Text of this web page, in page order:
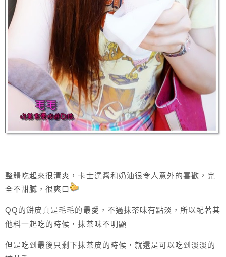
整體吃起來很清爽，卡士達醬和奶油很令人意外的喜歡，完
全不甜膩，很爽口
QQ的餅皮真是毛毛的最愛，不過抹茶味有點淡，所以配著其
他料一起吃的時候，抹茶味不明顯
但是吃到最後只剩下抹茶皮的時候，就還是可以吃到淡淡的